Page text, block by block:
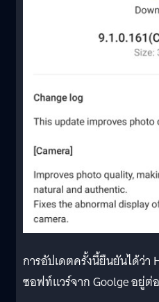
การอัปเดตครั้งนี้ยืนยันได้ว่า
ซอฟท์แวร์จาก Goolge อยู่ต่